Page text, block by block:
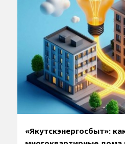
«Якутскэнергосбыт»: